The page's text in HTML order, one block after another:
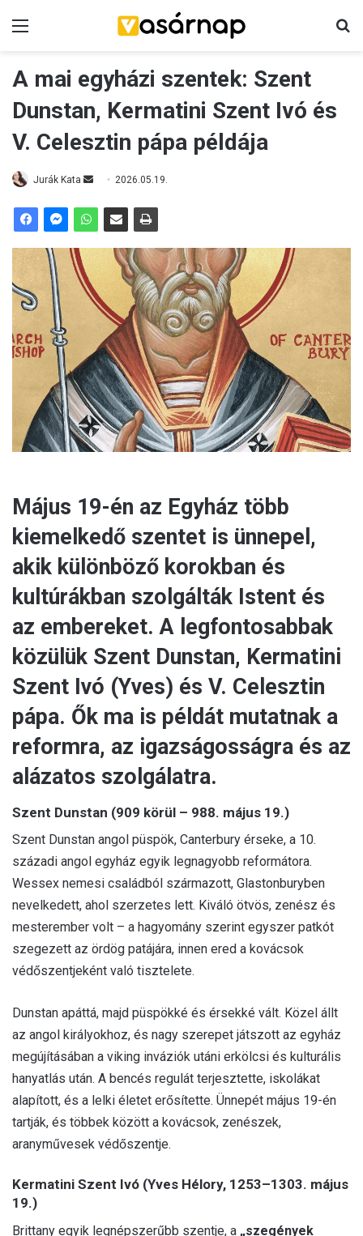
A mai egyházi szentek: Szent
Dunstan, Kermatini Szent Ivó és
V. Celesztin pápa példája
Jurák Kata
e
m
i
l
2026.05.19.
Május 19-én az Egyház több
kiemelkedő szentet is ünnepel,
akik különböző korokban és
kultúrákban szolgálták Istent és
az embereket. A legfontosabbak
közülük Szent Dunstan, Kermatini
Szent Ivó (Yves) és V. Celesztin
pápa. Ők ma is példát mutatnak a
reformra, az igazságosságra és az
alázatos szolgálatra.
Szent Dunstan (909 körül – 988. május 19.)
Szent Dunstan angol püspök, Canterbury érseke, a 10.
századi angol egyház egyik legnagyobb reformátora.
Wessex nemesi családból származott, Glastonburyben
nevelkedett, ahol szerzetes lett. Kiváló ötvös, zenész és
mesterember volt – a hagyomány szerint egyszer patkót
szegezett az ördög patájára, innen ered a kovácsok
védőszentjeként való tisztelete.
Dunstan apáttá, majd püspökké és érsekké vált. Közel állt
az angol királyokhoz, és nagy szerepet játszott az egyház
megújításában a viking inváziók utáni erkölcsi és kulturális
hanyatlás után. A bencés regulát terjesztette, iskolákat
alapított, és a lelki életet erősítette. Ünnepét május 19-én
tartják, és többek között a kovácsok, zenészek,
aranyművesek védőszentje.
Kermatini Szent Ivó (Yves Hélory, 1253–1303. május
19.)
Brittany egyik legnépszerűbb szentje, a „szegények